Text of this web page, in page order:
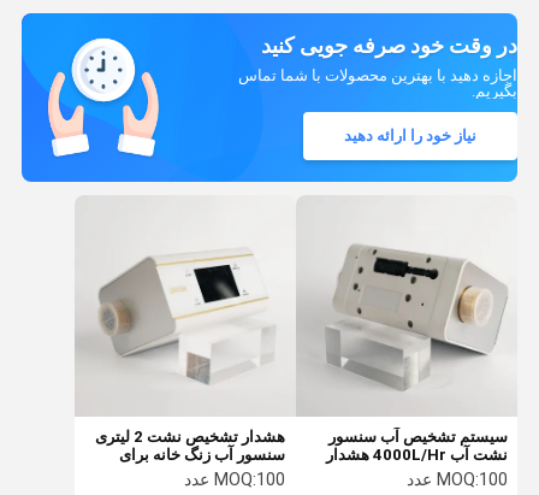
در وقت خود صرفه جویی کنید
اجازه دهید با بهترین محصولات با شما تماس
بگیریم.
نیاز خود را ارائه دهید
سیستم تشخیص آب سنسور
نشت آب 4000L/Hr هشدار
چکه برای خانه
MOQ:100 عدد
هشدار تشخیص نشت 2 لیتری
سنسور آب زنگ خانه برای
باتری زیرزمین کار می کند
MOQ:100 عدد